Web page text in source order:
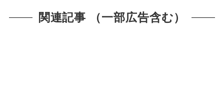
関連記事 （一部広告含む）